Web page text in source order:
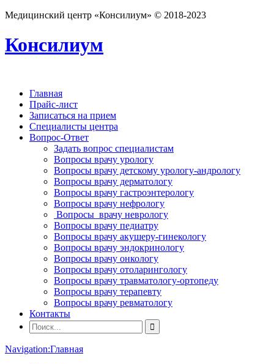
Медицинский центр «Консилиум» © 2018-2023
Консилиум
Главная
Прайс-лист
Записаться на прием
Специалисты центра
Вопрос-Ответ
Задать вопрос специалистам
Вопросы врачу урологу
Вопросы врачу детскому урологу-андрологу
Вопросы врачу дерматологу
Вопросы врачу гастроэнтерологу
Вопросы врачу нефрологу
Вопросы врачу неврологу
Вопросы врачу педиатру
Вопросы врачу акушеру-гинекологу
Вопросы врачу эндокринологу
Вопросы врачу онкологу
Вопросы врачу отоларингологу
Вопросы врачу травматологу-ортопеду
Вопросы врачу терапевту
Вопросы врачу ревматологу
Контакты
Navigation:Главная